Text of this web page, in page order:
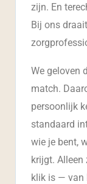
zijn. En
Bij ons
We geloven
match.
persoonlijk
standaard
wie je bent,
krijgt. Alleen
klik is — van